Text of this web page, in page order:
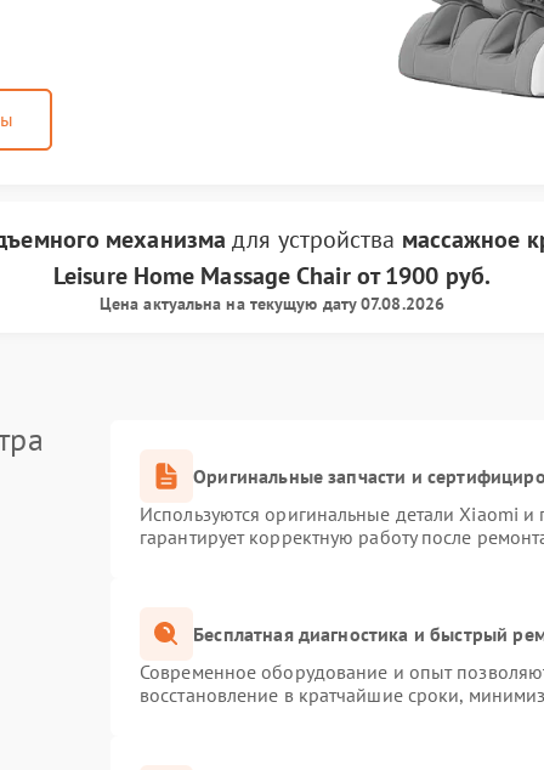
механизма для устройства массажное
Leisure Home Massage Chairот1900 руб.
Цена актуальна на текущую дату 07.08.2026
Оригинальные запчасти и
Используются оригинальные детали Xiaomi
гарантирует корректную работу после
Бесплатная диагностика и быстрый
Современное оборудование и опыт
восстановление в кратчайшие сроки,